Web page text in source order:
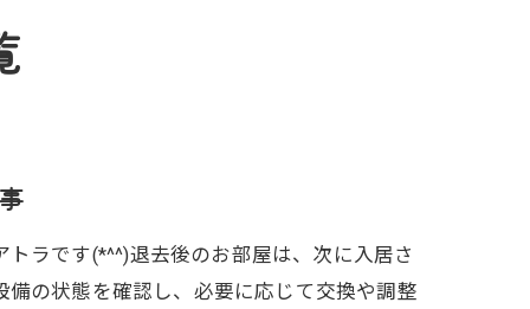
ラです(*^^)退去後のお部屋は、次に入居さ
の状態を確認し、必要に応じて交換や調整